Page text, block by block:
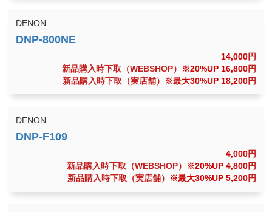
DENON
14,000円
新品購入時下取（WEBSHOP）
※20%UP 16,800円
新品購入時下取（実店舗）
※最大30%UP 18,200円
DENON
4,000円
新品購入時下取（WEBSHOP）
※20%UP 4,800円
新品購入時下取（実店舗）
※最大30%UP 5,200円